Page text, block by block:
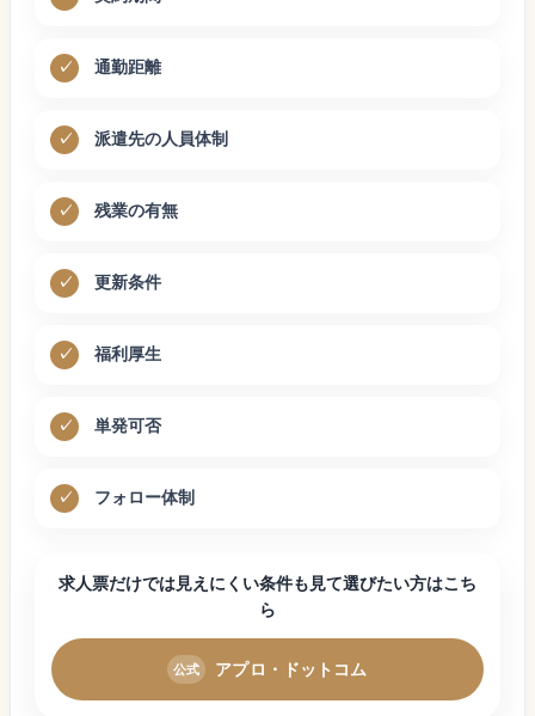
通勤距離
派遣先の人員体制
残業の有無
更新条件
福利厚生
単発可否
フォロー体制
求人票だけでは見えにくい条件も見て選びたい方はこち
ら
アプロ・ドットコム